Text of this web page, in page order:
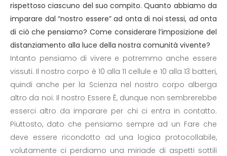
rispettoso ciascuno del suo compito. Quanto abbiamo da
imparare dal “nostro essere” ad onta di noi stessi, ad onta
di ciò che pensiamo? Come considerare l’imposizione del
distanziamento alla luce della nostra comunità vivente?
Intanto pensiamo di vivere e potremmo anche essere
vissuti. Il nostro corpo è 10 alla 11 cellule e 10 alla 13 batteri,
quindi anche per la Scienza nel nostro corpo alberga
altro da noi. Il nostro Essere È, dunque non sembrerebbe
esserci altro da imparare per chi ci entra in contatto.
Piuttosto, dato che pensiamo sempre ad un Fare che
deve essere ricondotto ad una logica protocollabile,
volutamente ci perdiamo una miriade di aspetti sottili